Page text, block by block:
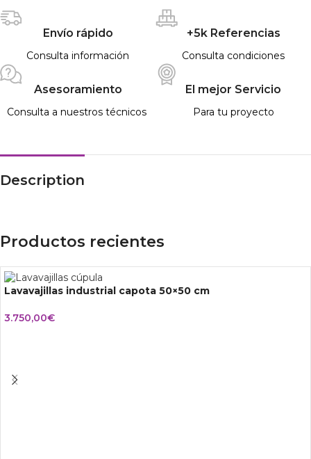
Envío rápido
Consulta información
+5k Referencias
Consulta condiciones
Asesoramiento
Consulta a nuestros técnicos
El mejor Servicio
Para tu proyecto
Description
Productos recientes
Lavavajillas industrial capota 50×50 cm
3.750,00€